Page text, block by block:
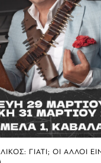
ΓΙΑΤΙ; ΟΙ ΑΛΛΟΙ